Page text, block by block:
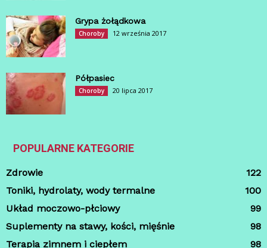
Grypa żołądkowa
Choroby 12 września 2017
Półpasiec
Choroby 20 lipca 2017
POPULARNE KATEGORIE
Zdrowie
122
Toniki, hydrolaty, wody termalne
100
Układ moczowo-płciowy
99
Suplementy na stawy, kości, mięśnie
98
Terapia zimnem i ciepłem
98